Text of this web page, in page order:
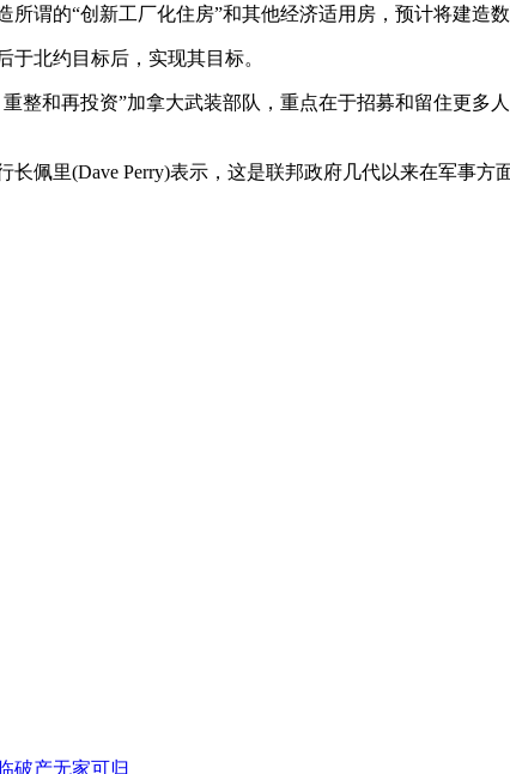
谓的“创新工厂化住房”和其他经济适用房，预计将建造数
北约目标后，实现其目标。
整和再投资”加拿大武装部队，重点在于招募和留住更
佩里(Dave Perry)表示，这是联邦政府几代以来在军事方
破产无家可归